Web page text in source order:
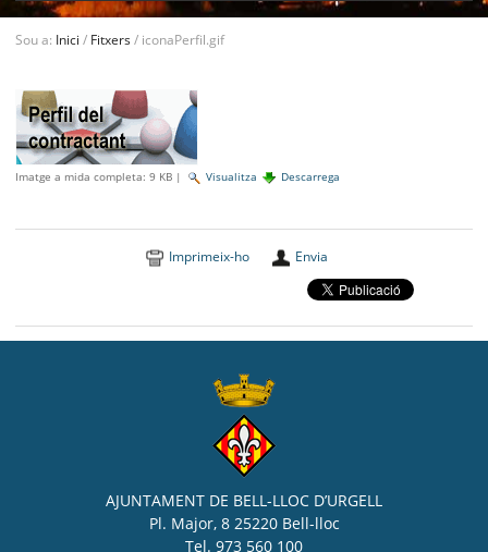
BELL-LLOC SOLUCIONA
Sou a: Inici / Fitxers/ iconaPerfil.gif
Imatge a mida completa: 9 KB | Visualitza Descarrega
Imprimeix-ho Envia
AJUNTAMENT DE BELL-LLOC D’URGELL
Pl. Major, 8 25220 Bell-lloc
Tel. 973 560 100